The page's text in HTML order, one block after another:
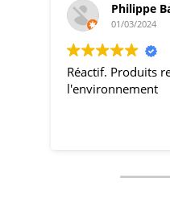
Philippe
01/03/2024
Réactif. Produits
l'environnement